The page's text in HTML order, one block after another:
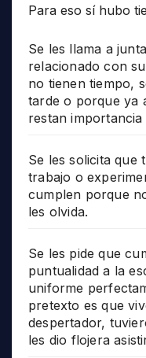
Para eso sí hubo
Se les llama a
relacionado con
no tienen tiempo,
tarde o porque ya
restan importancia
Se les solicita que
trabajo o
cumplen porque
les olvida.
Se les pide que
puntualidad a la
uniforme
pretexto es que
despertador,
les dio flojera